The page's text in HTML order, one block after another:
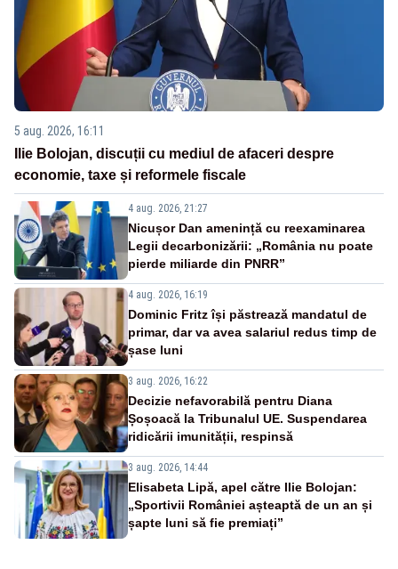
5 aug. 2026, 16:11
Ilie Bolojan, discuții cu mediul de afaceri despre
economie, taxe și reformele fiscale
4 aug. 2026, 21:27
Nicușor Dan amenință cu reexaminarea
Legii decarbonizării: „România nu poate
pierde miliarde din PNRR”
4 aug. 2026, 16:19
Dominic Fritz își păstrează mandatul de
primar, dar va avea salariul redus timp de
șase luni
3 aug. 2026, 16:22
Decizie nefavorabilă pentru Diana
Șoșoacă la Tribunalul UE. Suspendarea
ridicării imunității, respinsă
3 aug. 2026, 14:44
Elisabeta Lipă, apel către Ilie Bolojan:
„Sportivii României așteaptă de un an și
șapte luni să fie premiați”